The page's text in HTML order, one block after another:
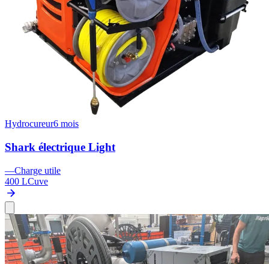
Hydrocureur6 mois
Shark électrique Light
—Charge utile
400 LCuve